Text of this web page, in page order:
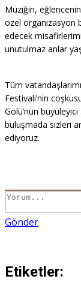
Müziğin,
özel organizasyon
edecek
unutulmaz anlar
Tüm
Festivali’nin
Gölü’nün
buluşmada sizleri
ediyoruz.
Gönder
Etiketler: